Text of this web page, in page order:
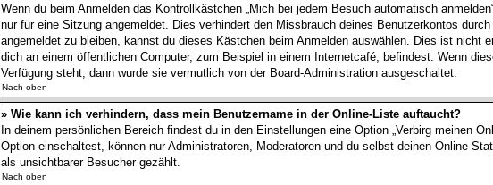
Wenn du beim Anmelden das Kontrollkästchen „Mich bei jedem Besuch automatisch
nur für eine Sitzung angemeldet. Dies verhindert den Missbrauch deines Benutzerkontos
angemeldet zu bleiben, kannst du dieses Kästchen beim Anmelden auswählen. Dies ist nicht
dich an einem öffentlichen Computer, zum Beispiel in einem Internetcafé, befindest. Wenn
Verfügung steht, dann wurde sie vermutlich von der Board-Administration ausgeschaltet.
Nach oben
» Wie kann ich verhindern, dass mein Benutzername in der Online-Liste auftaucht?
In deinem persönlichen Bereich findest du in den Einstellungen eine Option „Verbirg meinen
Option einschaltest, können nur Administratoren, Moderatoren und du selbst deinen Online-
als unsichtbarer Besucher gezählt.
Nach oben